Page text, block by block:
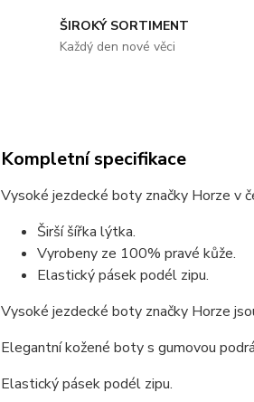
ŠIROKÝ SORTIMENT
Každý den nové věci
Kompletní specifikace
Vysoké jezdecké boty značky Horze v
Širší šířka lýtka.
Vyrobeny ze 100% pravé kůže.
Elastický pásek podél zipu.
Vysoké jezdecké boty značky Horze
Elegantní kožené boty s gumovou
Elastický pásek podél zipu.